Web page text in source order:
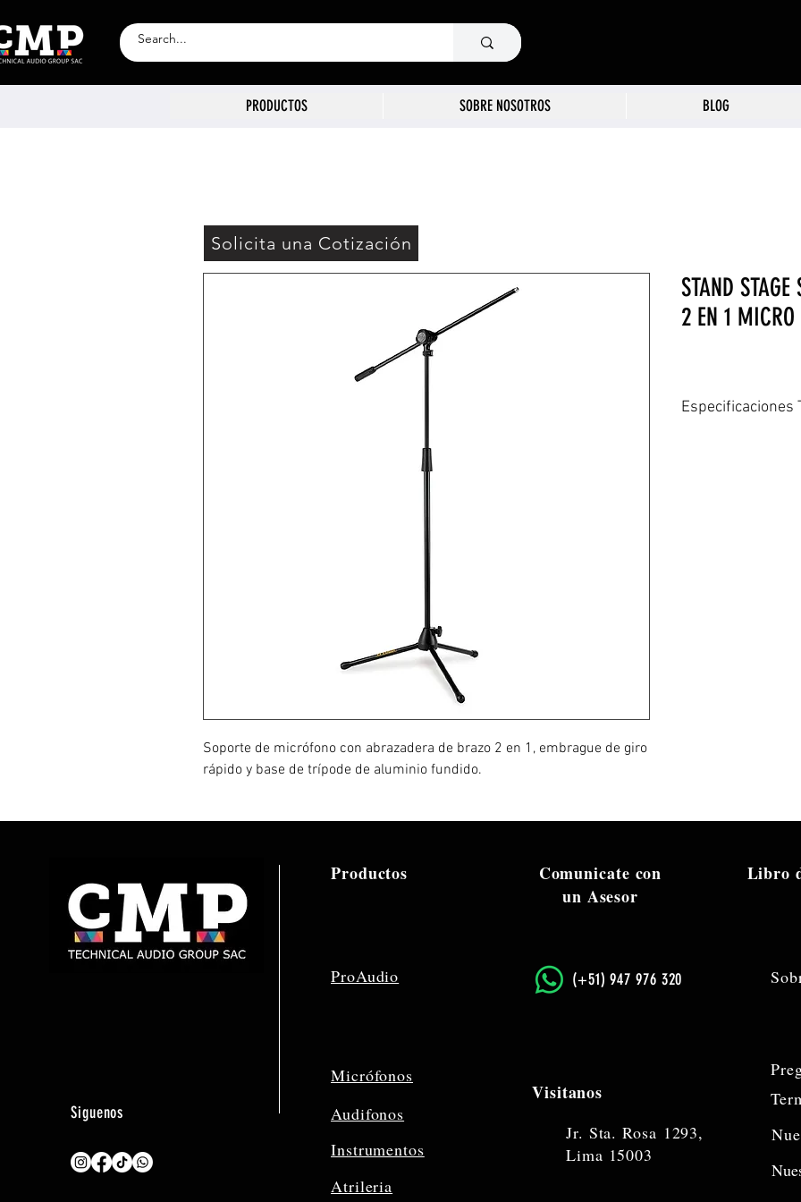
PRODUCTOS SOBRE NOSOTROS BLOG
Soporte de micrófono con abrazadera de brazo 2 en 1, embrague de giro
rápido y base de trípode de aluminio fundido.
STAND
2 EN 1
Especificaciones
Solicita una Cotización
Siguenos
Productos
ProAudio
Micrófonos
Audifonos
Instrumentos
Atrileria
Comunicate con
un Asesor
Libro
​(+51) 947 976 320
Visitanos
Jr. Sta. Rosa 1293,
Lima 15003